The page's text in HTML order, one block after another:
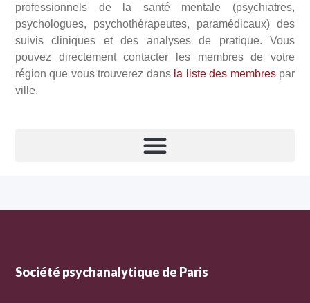
professionnels de la santé mentale (psychiatres,
psychologues, psychothérapeutes, paramédicaux) des
suivis cliniques et des analyses de pratique. Vous
pouvez directement contacter les membres de votre
région que vous trouverez dans la liste des membrespar
ville.
Société psychanalytique de Paris